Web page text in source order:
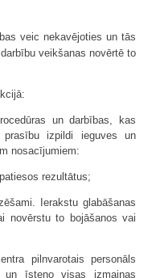
veic nekavējoties un tās
veikšanas novērtē to
un darbības, kas
izpildi ieguves un
nosacījumiem:
rezultātus;
Ierakstu glabāšanas
novērstu to bojāšanos vai
pilnvarotais personāls
un īsteno visas izmaiņas